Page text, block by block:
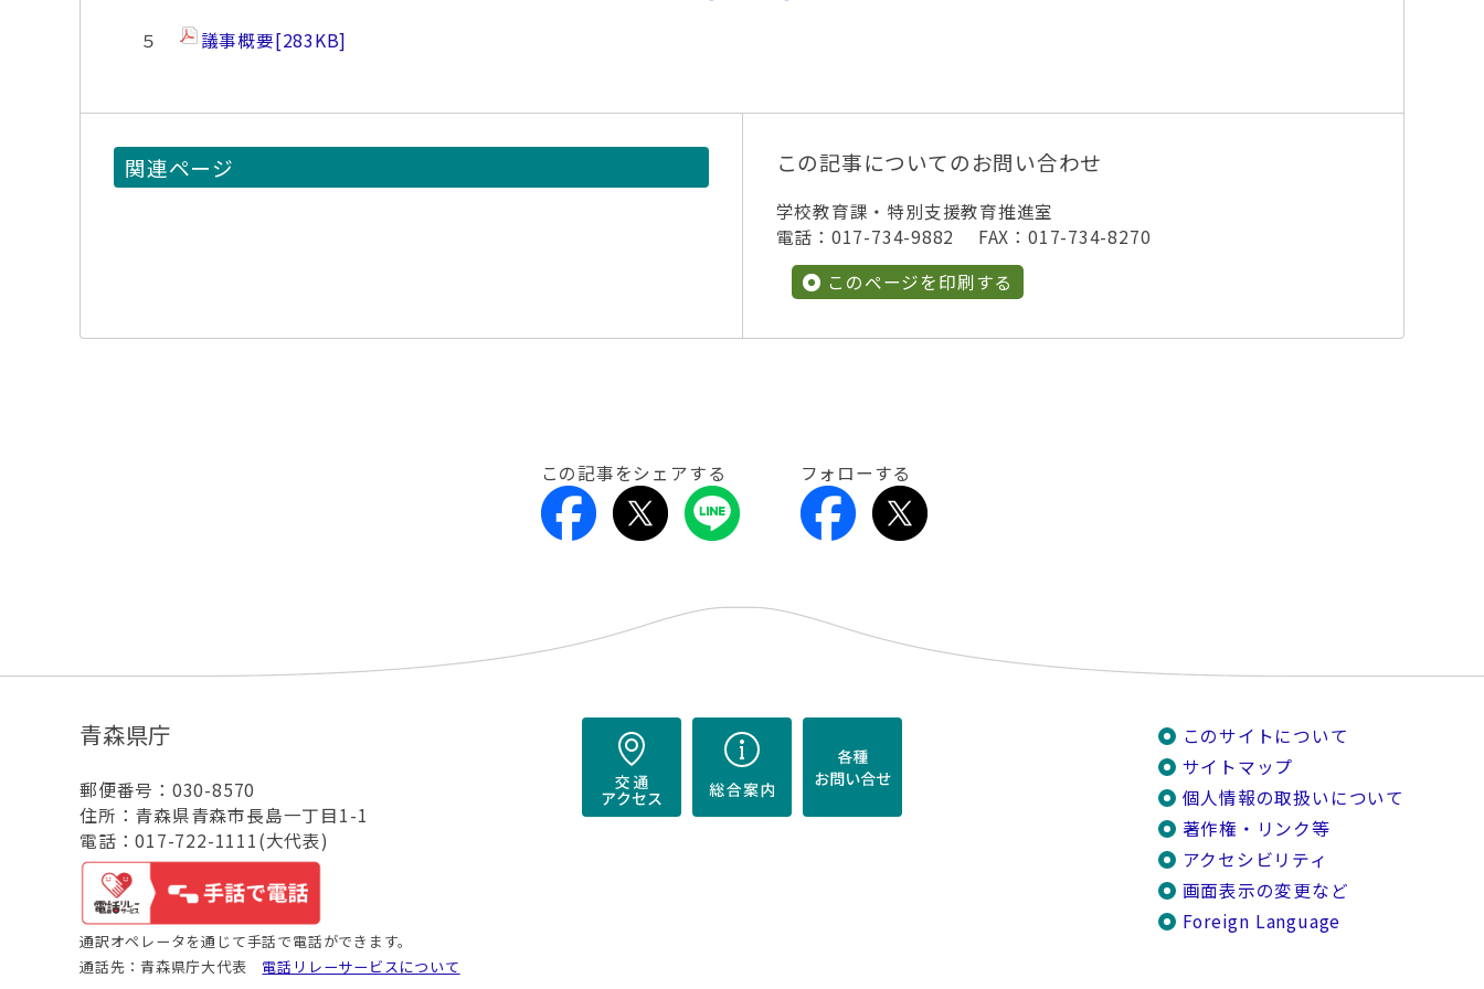
５
議事概要[283KB]
関連ページ この記事についてのお問い合わせ
学校教育課・特別支援教育推進室
電話：017-734-9882 FAX：017-734-8270
このページを印刷する
この記事をシェアする フォローする
青森県庁
郵便番号：030-8570
住所：青森県青森市長島一丁目1-1
電話：017-722-1111(大代表)
通訳オペレータを通じて手話で電話ができます。
通話先：青森県庁大代表 電話リレーサービスについて
このサイトについて
サイトマップ
個人情報の取扱いについて
著作権・リンク等
アクセシビリティ
画面表示の変更など
Foreign Language